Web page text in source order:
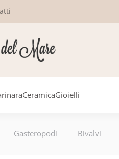
CeramicaGioielli
Gasteropodi Bivalvi